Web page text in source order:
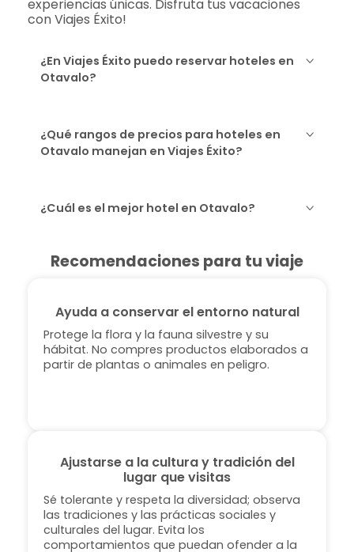
experiencias únicas. Disfruta tus vacaciones
con Viajes Éxito!
¿En Viajes Éxito puedo reservar hoteles en
Otavalo?
¿Qué rangos de precios para hoteles en
Otavalo manejan en Viajes Éxito?
¿Cuál es el mejor hotel en Otavalo?
Recomendaciones para tu viaje
Ayuda a conservar el entorno natural
Protege la flora y la fauna silvestre y su
hábitat. No compres productos elaborados a
partir de plantas o animales en peligro.
Ajustarse a la cultura y tradición del
lugar que visitas
Sé tolerante y respeta la diversidad; observa
las tradiciones y las prácticas sociales y
culturales del lugar. Evita los
comportamientos que puedan ofender a la